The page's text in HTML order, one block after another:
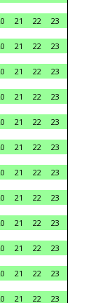
21 22
23
21 22
23
21 22
23
21 22
23
21 22
23
21 22
23
21 22
23
21 22
23
21 22
23
21 22
23
21 22
23
21 22
23